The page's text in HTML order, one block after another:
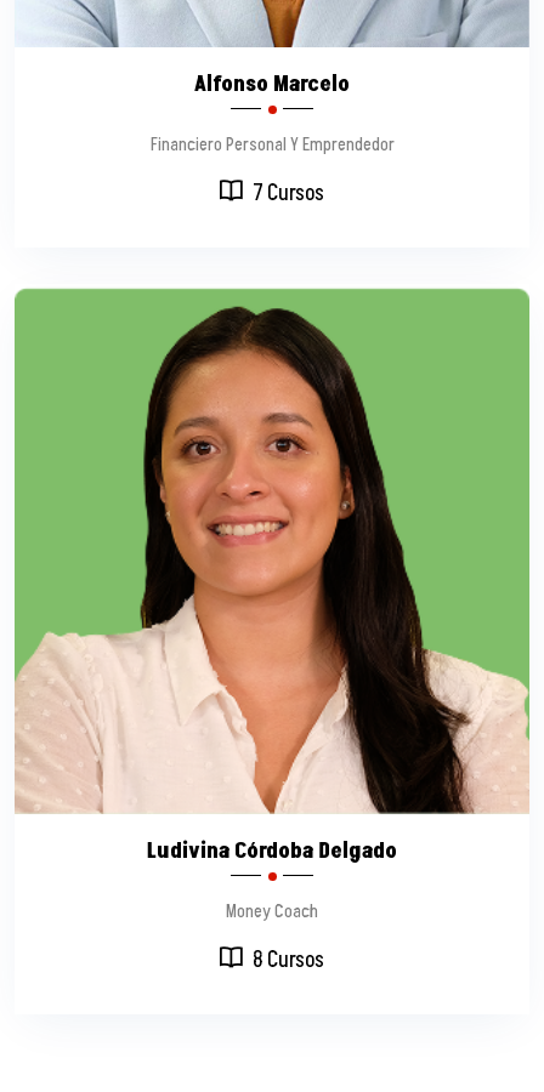
Alfonso Marcelo
Financiero Personal Y Emprendedor
7 Cursos
Ludivina Córdoba Delgado
Money Coach
8 Cursos